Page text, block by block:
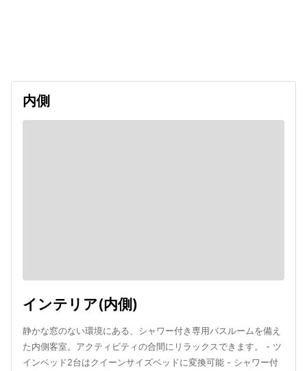
内側
インテリア(内側)
静かな窓のない環境にある、シャワー付き専用バスルームを備え
た内側客室。アクティビティの合間にリラックスできます。 - ツ
インベッド2台はクイーンサイズベッドに変換可能 - シャワー付